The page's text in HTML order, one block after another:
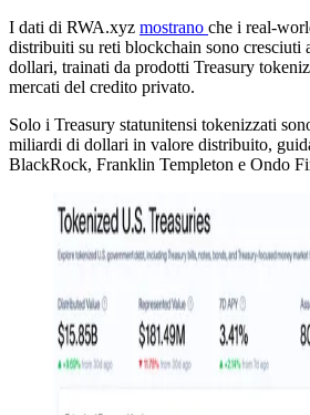
I dati di RWA.xyz mostrano che i real-
distribuiti su reti blockchain sono cresciuti
dollari, trainati da prodotti Treasury
mercati del credito privato.
Solo i Treasury statunitensi tokenizzati
miliardi di dollari in valore distribuito,
BlackRock, Franklin Templeton e Ondo